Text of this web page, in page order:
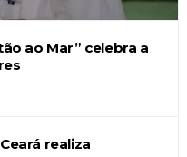
ao Mar” celebra a
realiza